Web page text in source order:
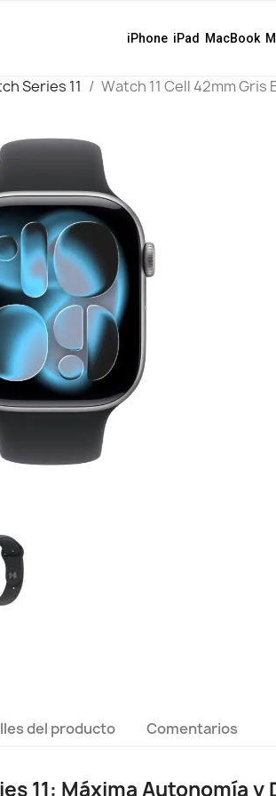
iPhone iPad MacBook
Series 11 Watch 11 Cell 42mm
del producto Comentarios
11: Máxima Autonomía y